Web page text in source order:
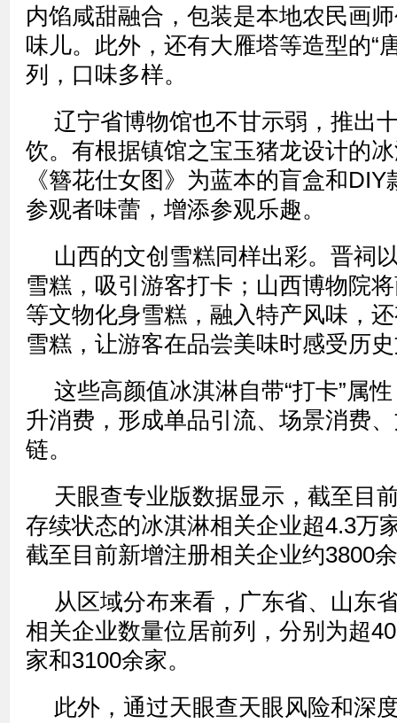
内馅咸甜融合，包装是本地农民画
味儿。此外，还有大雁塔等造型的“
列，口味多样。
辽宁省博物馆也不甘示弱，推出
饮。有根据镇馆之宝玉猪龙设计的
《簪花仕女图》为蓝本的盲盒和
参观者味蕾，增添参观乐趣。
山西的文创雪糕同样出彩。晋祠
雪糕，吸引游客打卡；山西博物院
等文物化身雪糕，融入特产风味，还
雪糕，让游客在品尝美味时感受历
这些高颜值冰淇淋自带“打卡”属
升消费，形成单品引流、场景消费
链。
天眼查专业版数据显示，截至目
存续状态的冰淇淋相关企业超4.3万
截至目前新增注册相关企业约3800
从区域分布来看，广东省、山东
相关企业数量位居前列，分别为超
家和3100余家。
此外，通过天眼查天眼风险和深